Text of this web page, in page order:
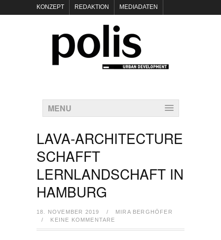
KONZEPT REDAKTION MEDIADATEN
POLIS KEYNOTES
KONTAKT DATENSCHUTZ IMPRESSUM
MENU
LAVA-ARCHITECTURE
SCHAFFT
LERNLANDSCHAFT IN
HAMBURG
18. NOVEMBER 2019 /
MIRA BERGHÖFER
/
KEINE KOMMENTARE